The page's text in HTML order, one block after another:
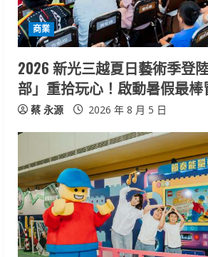
d
i
n
g
商業
2026 新光三越夏日藝術季登
部」重拾玩心！啟動暑假最
蔡 永源 2026 年 8 月 5 日